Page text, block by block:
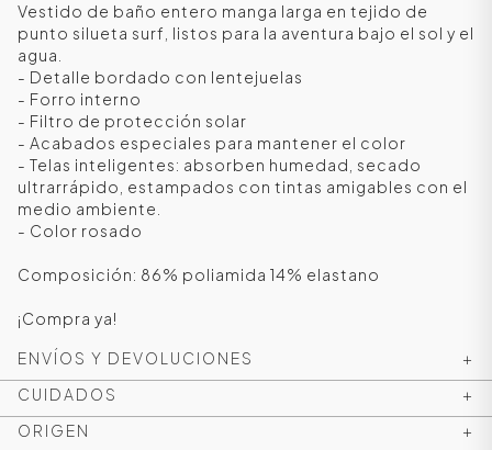
Vestido de baño entero manga larga en tejido de
punto silueta surf, listos para la aventura bajo el sol y el
agua.
- Detalle bordado con lentejuelas
- Forro interno
- Filtro de protección solar
- Acabados especiales para mantener el color
- Telas inteligentes: absorben humedad, secado
ultrarrápido, estampados con tintas amigables con el
medio ambiente.
- Color rosado
Composición: 86% poliamida 14% elastano
¡Compra ya!
ENVÍOS Y DEVOLUCIONES
+
CUIDADOS
+
ORIGEN
+